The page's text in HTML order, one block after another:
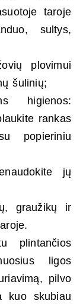
taroje
sultys,
plovimui
šulinių;
higienos:
rankas
popieriniu
jų
graužikų ir
plintančios
ligos
pilvo
kuo skubiau